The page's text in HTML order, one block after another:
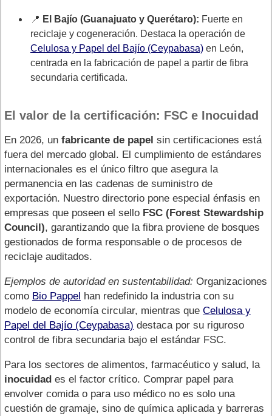
📍 El Bajío (Guanajuato y Querétaro): Fuerte en
reciclaje y cogeneración. Destaca la operación de
Celulosa y Papel del Bajío (Ceypabasa) en León,
centrada en la fabricación de papel a partir de fibra
secundaria certificada.
El valor de la certificación: FSC e Inocuidad
En 2026, un fabricante de papel sin certificaciones está
fuera del mercado global. El cumplimiento de estándares
internacionales es el único filtro que asegura la
permanencia en las cadenas de suministro de
exportación. Nuestro directorio pone especial énfasis en
empresas que poseen el sello FSC (Forest Stewardship
Council), garantizando que la fibra proviene de bosques
gestionados de forma responsable o de procesos de
reciclaje auditados.
Ejemplos de autoridad en sustentabilidad: Organizaciones
como Bio Pappel han redefinido la industria con su
modelo de economía circular, mientras que Celulosa y
Papel del Bajío (Ceypabasa) destaca por su riguroso
control de fibra secundaria bajo el estándar FSC.
Para los sectores de alimentos, farmacéutico y salud, la
inocuidad es el factor crítico. Comprar papel para
envolver comida o para uso médico no es solo una
cuestión de gramaje, sino de química aplicada y barreras